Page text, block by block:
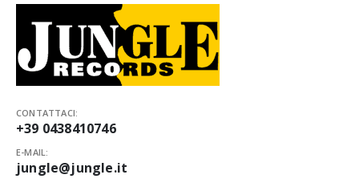
CONTATTACI:
+39 0438410746
E-MAIL:
jungle@jungle.it